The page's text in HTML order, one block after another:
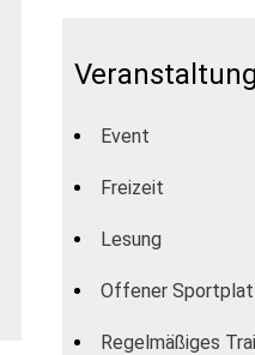
Event
Freizeit
Lesung
Offener
Regelmäßiges